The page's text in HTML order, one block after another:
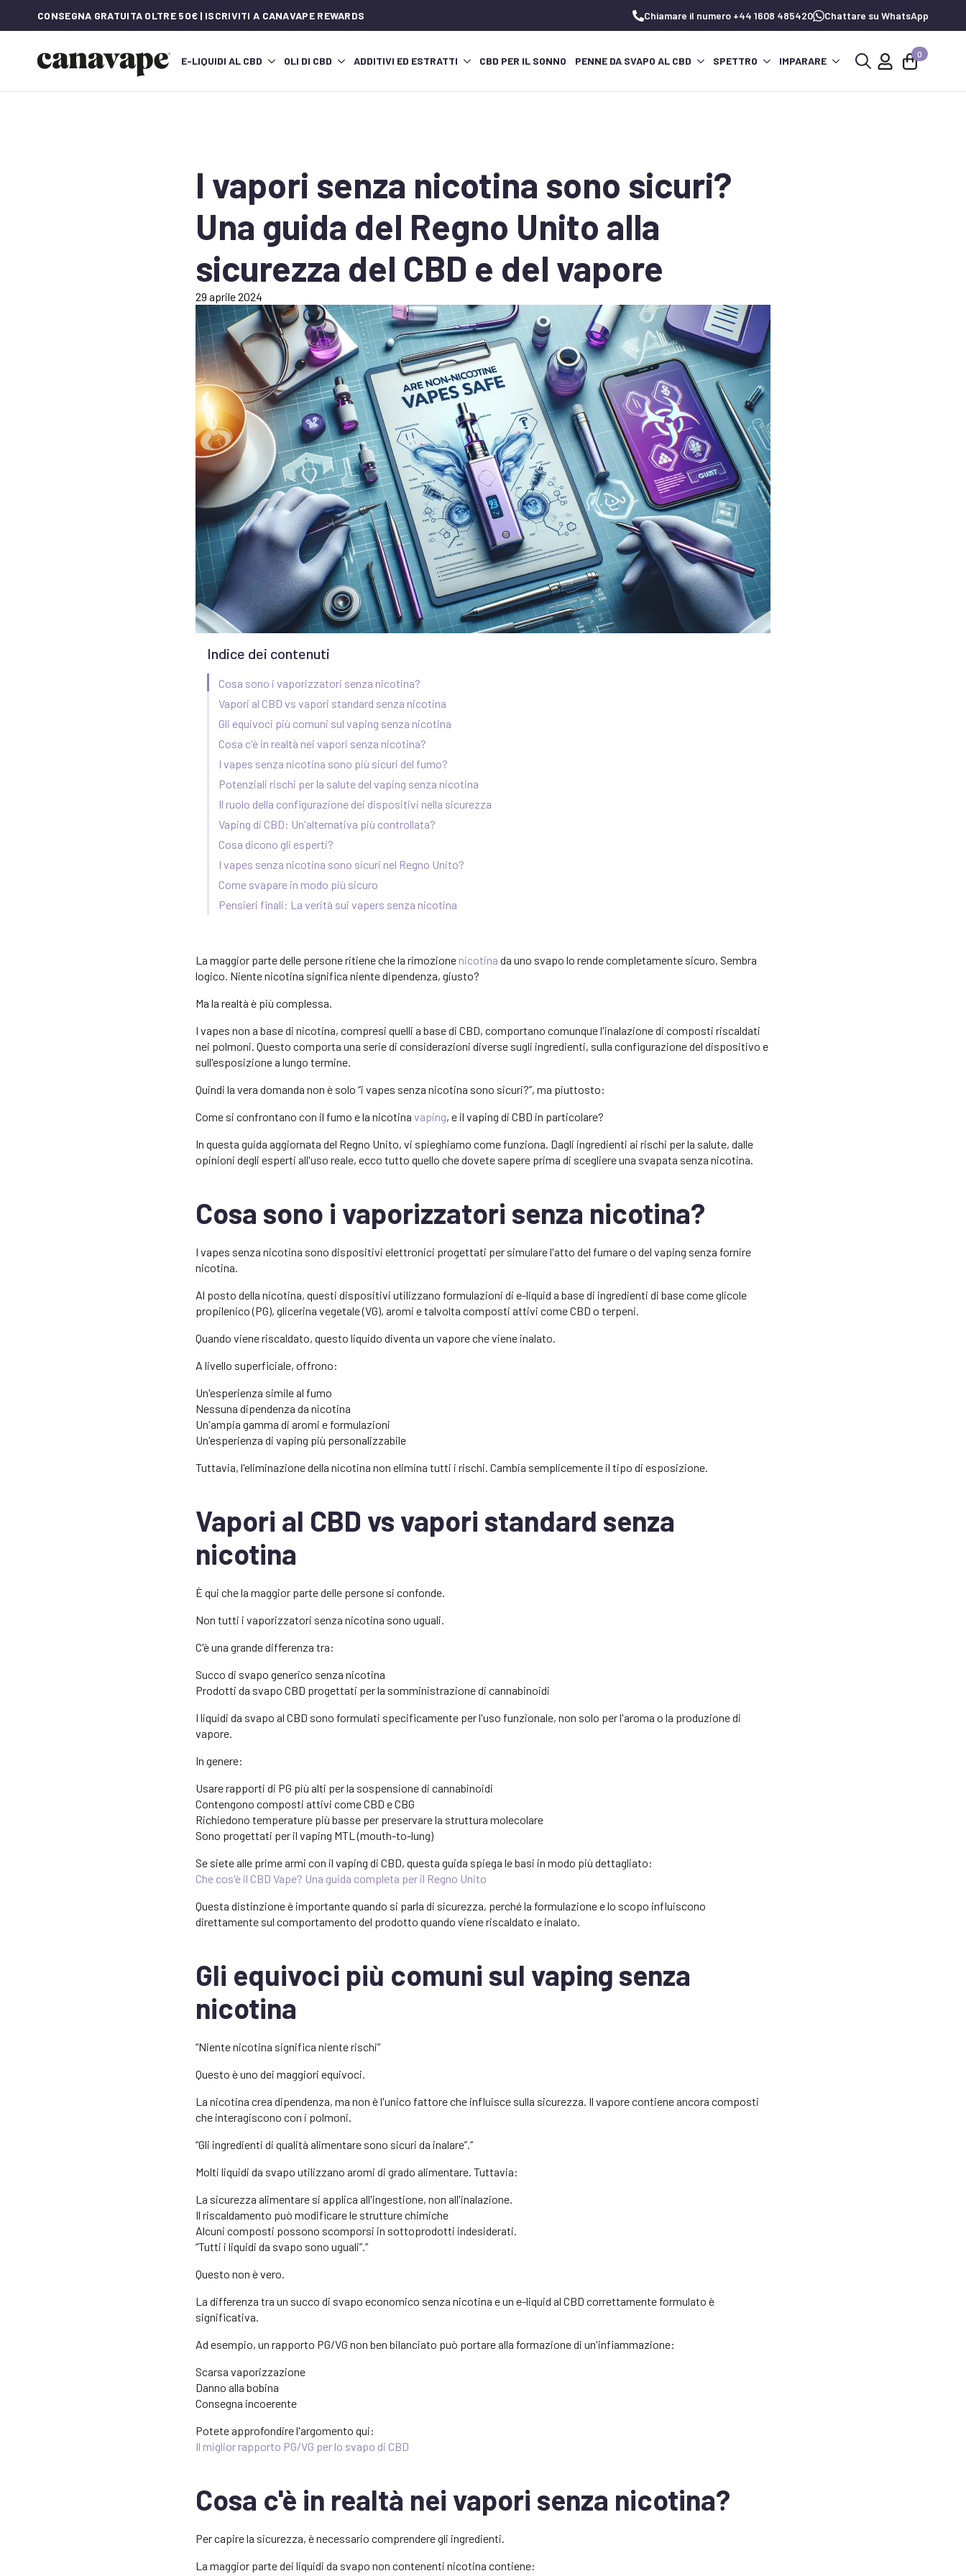
CONSEGNA GRATUITA OLTRE 50€ | ISCRIVITI A CANAVAPE REWARDS Chiamare il numero +44 1608 485420 Chattare su WhatsApp
E-LIQUIDI AL CBD OLI DI CBD ADDITIVI ED ESTRATTI CBD PER IL SONNO PENNE DA SVAPO AL CBD SPETTRO IMPARARE
0
I vapori senza nicotina sono sicuri?
Una guida del Regno Unito alla
sicurezza del CBD e del vapore
29 aprile 2024
Indice dei contenuti
Cosa sono i vaporizzatori senza nicotina?
Vapori al CBD vs vapori standard senza nicotina
Gli equivoci più comuni sul vaping senza nicotina
Cosa c'è in realtà nei vapori senza nicotina?
I vapes senza nicotina sono più sicuri del fumo?
Potenziali rischi per la salute del vaping senza nicotina
Il ruolo della configurazione dei dispositivi nella sicurezza
Vaping di CBD: Un'alternativa più controllata?
Cosa dicono gli esperti?
I vapes senza nicotina sono sicuri nel Regno Unito?
Come svapare in modo più sicuro
Pensieri finali: La verità sui vapers senza nicotina
La maggior parte delle persone ritiene che la rimozione nicotina da uno svapo lo rende completamente sicuro. Sembra
logico. Niente nicotina significa niente dipendenza, giusto?
Ma la realtà è più complessa.
I vapes non a base di nicotina, compresi quelli a base di CBD, comportano comunque l'inalazione di composti riscaldati
nei polmoni. Questo comporta una serie di considerazioni diverse sugli ingredienti, sulla configurazione del dispositivo e
sull'esposizione a lungo termine.
Quindi la vera domanda non è solo “i vapes senza nicotina sono sicuri?”, ma piuttosto:
Come si confrontano con il fumo e la nicotina vaping, e il vaping di CBD in particolare?
In questa guida aggiornata del Regno Unito, vi spieghiamo come funziona. Dagli ingredienti ai rischi per la salute, dalle
opinioni degli esperti all'uso reale, ecco tutto quello che dovete sapere prima di scegliere una svapata senza nicotina.
Cosa sono i vaporizzatori senza nicotina?
I vapes senza nicotina sono dispositivi elettronici progettati per simulare l'atto del fumare o del vaping senza fornire
nicotina.
Al posto della nicotina, questi dispositivi utilizzano formulazioni di e-liquid a base di ingredienti di base come glicole
propilenico (PG), glicerina vegetale (VG), aromi e talvolta composti attivi come CBD o terpeni.
Quando viene riscaldato, questo liquido diventa un vapore che viene inalato.
A livello superficiale, offrono:
Un'esperienza simile al fumo
Nessuna dipendenza da nicotina
Un'ampia gamma di aromi e formulazioni
Un'esperienza di vaping più personalizzabile
Tuttavia, l'eliminazione della nicotina non elimina tutti i rischi. Cambia semplicemente il tipo di esposizione.
Vapori al CBD vs vapori standard senza
nicotina
È qui che la maggior parte delle persone si confonde.
Non tutti i vaporizzatori senza nicotina sono uguali.
C'è una grande differenza tra:
Succo di svapo generico senza nicotina
Prodotti da svapo CBD progettati per la somministrazione di cannabinoidi
I liquidi da svapo al CBD sono formulati specificamente per l'uso funzionale, non solo per l'aroma o la produzione di
vapore.
In genere:
Usare rapporti di PG più alti per la sospensione di cannabinoidi
Contengono composti attivi come CBD e CBG
Richiedono temperature più basse per preservare la struttura molecolare
Sono progettati per il vaping MTL (mouth-to-lung)
Se siete alle prime armi con il vaping di CBD, questa guida spiega le basi in modo più dettagliato:
Che cos'è il CBD Vape? Una guida completa per il Regno Unito
Questa distinzione è importante quando si parla di sicurezza, perché la formulazione e lo scopo influiscono
direttamente sul comportamento del prodotto quando viene riscaldato e inalato.
Gli equivoci più comuni sul vaping senza
nicotina
“Niente nicotina significa niente rischi”
Questo è uno dei maggiori equivoci.
La nicotina crea dipendenza, ma non è l'unico fattore che influisce sulla sicurezza. Il vapore contiene ancora composti
che interagiscono con i polmoni.
“Gli ingredienti di qualità alimentare sono sicuri da inalare”.”
Molti liquidi da svapo utilizzano aromi di grado alimentare. Tuttavia:
La sicurezza alimentare si applica all'ingestione, non all'inalazione.
Il riscaldamento può modificare le strutture chimiche
Alcuni composti possono scomporsi in sottoprodotti indesiderati.
“Tutti i liquidi da svapo sono uguali”.”
Questo non è vero.
La differenza tra un succo di svapo economico senza nicotina e un e-liquid al CBD correttamente formulato è
significativa.
Ad esempio, un rapporto PG/VG non ben bilanciato può portare alla formazione di un'infiammazione:
Scarsa vaporizzazione
Danno alla bobina
Consegna incoerente
Potete approfondire l'argomento qui:
Il miglior rapporto PG/VG per lo svapo di CBD
Cosa c'è in realtà nei vapori senza nicotina?
Per capire la sicurezza, è necessario comprendere gli ingredienti.
La maggior parte dei liquidi da svapo non contenenti nicotina contiene: